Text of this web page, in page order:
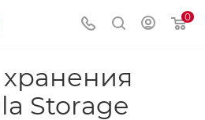
0
Storage